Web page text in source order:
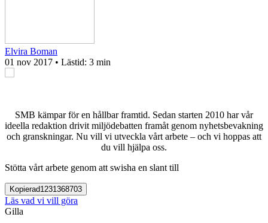
Elvira Boman
01 nov 2017 • Lästid: 3 min
SMB kämpar för en hållbar framtid. Sedan starten 2010 har vår
ideella redaktion drivit miljödebatten framåt genom nyhetsbevakning
och granskningar. Nu vill vi utveckla vårt arbete – och vi hoppas att
du vill hjälpa oss.
Stötta vårt arbete genom att swisha en slant till
Kopierad1231368703
Läs vad vi vill göra
Gilla